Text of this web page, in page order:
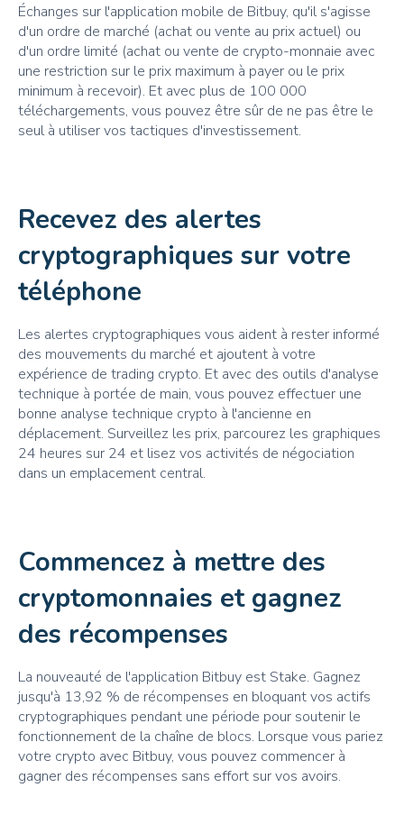
Échanges sur l'application mobile de Bitbuy, qu'il s'agisse
d'un ordre de marché (achat ou vente au prix actuel) ou
d'un ordre limité (achat ou vente de crypto-monnaie avec
une restriction sur le prix maximum à payer ou le prix
minimum à recevoir). Et avec plus de 100 000
téléchargements, vous pouvez être sûr de ne pas être le
seul à utiliser vos tactiques d'investissement.
Recevez des alertes
cryptographiques sur votre
téléphone
Les alertes cryptographiques vous aident à rester informé
des mouvements du marché et ajoutent à votre
expérience de trading crypto. Et avec des outils d'analyse
technique à portée de main, vous pouvez effectuer une
bonne analyse technique crypto à l'ancienne en
déplacement. Surveillez les prix, parcourez les graphiques
24 heures sur 24 et lisez vos activités de négociation
dans un emplacement central.
Commencez à mettre des
cryptomonnaies et gagnez
des récompenses
La nouveauté de l'application Bitbuy est Stake. Gagnez
jusqu'à 13,92 % de récompenses en bloquant vos actifs
cryptographiques pendant une période pour soutenir le
fonctionnement de la chaîne de blocs. Lorsque vous pariez
votre crypto avec Bitbuy, vous pouvez commencer à
gagner des récompenses sans effort sur vos avoirs.